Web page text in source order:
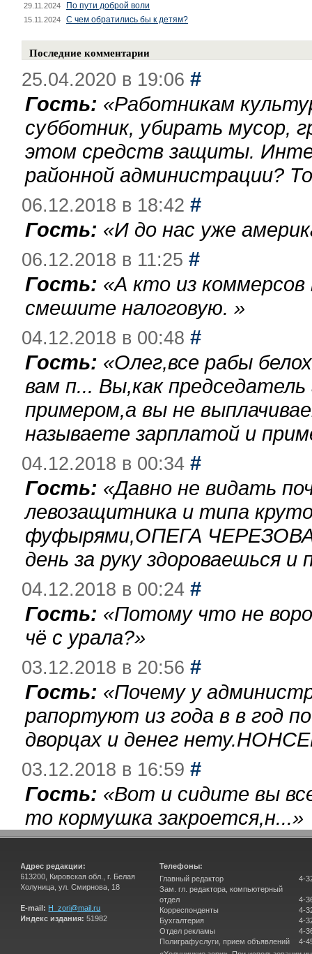
29.11.2024 По пути доброй воли
15.11.2024 С чем обратились бы к детям?
Последние комментарии
25.04.2020 в 19:06 #
Гость: «Работникам
субботник, убирать мусор,
этом средств защиты.
районной администрации?
06.12.2018 в 18:42 #
Гость: «И до нас уже
06.12.2018 в 11:25 #
Гость: «А кто из
смешите налоговую. »
04.12.2018 в 00:48 #
Гость: «Олег,все рабы
вам п... Вы,как
примером,а вы не
называете зарплатой и
04.12.2018 в 00:34 #
Гость: «Давно не видать
левозащитника и типа
фуфырями,ОПЕГА
день за руку здороваешься
04.12.2018 в 00:24 #
Гость: «Потому что не
чё с урала?»
03.12.2018 в 20:56 #
Гость: «Почему у
рапортуют из года в в год
дворцах и денег
03.12.2018 в 16:59 #
Гость: «Вот и сидите вы
то кормушка закроется,н...»
Адрес редакции:
613200, Кировская обл., г. Белая
Холуница, ул. Смирнова, 18
E-mail: H_zori@mail.ru
Индекс издания: 51982
Телефоны:
Главный редактор
Зам. гл. редактора, компьютерный
отдел
Корреспонденты
Бухгалтерия
Отдел рекламы
Полиграфуслуги, прием объявлений
4-
4-
4-
4-
4-
4-